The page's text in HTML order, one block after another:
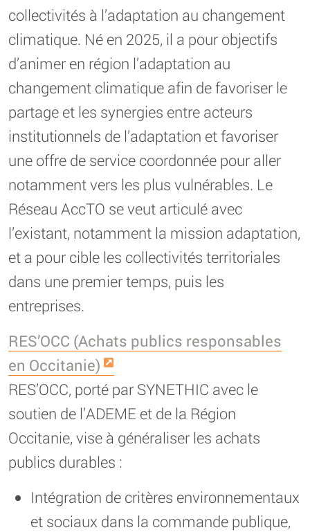
collectivités à l’adaptation au changement
climatique. Né en 2025, il a pour objectifs
d’animer en région l’adaptation au
changement climatique afin de favoriser le
partage et les synergies entre acteurs
institutionnels de l’adaptation et favoriser
une offre de service coordonnée pour aller
notamment vers les plus vulnérables. Le
Réseau AccTO se veut articulé avec
l’existant, notamment la mission adaptation,
et a pour cible les collectivités territoriales
dans une premier temps, puis les
entreprises.
RES’OCC (Achats publics responsables
en Occitanie)
RES’OCC, porté par SYNETHIC avec le
soutien de l’ADEME et de la Région
Occitanie, vise à généraliser les achats
publics durables :
Intégration de critères environnementaux
et sociaux dans la commande publique,